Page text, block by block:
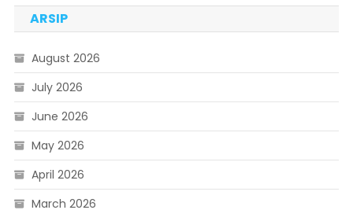
ARSIP
August 2026
July 2026
June 2026
May 2026
April 2026
March 2026